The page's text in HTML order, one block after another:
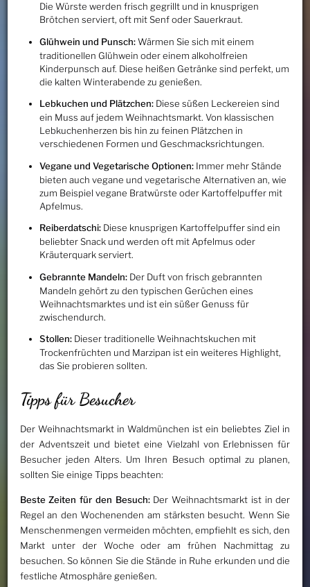
Die Würste werden frisch gegrillt und in knusprigen
Brötchen serviert, oft mit Senf oder Sauerkraut.
Glühwein und Punsch:Wärmen Sie sich mit einem
traditionellen Glühwein oder einem alkoholfreien
Kinderpunsch auf. Diese heißen Getränke sind perfekt, um
die kalten Winterabende zu genießen.
Lebkuchen und Plätzchen:Diese süßen Leckereien sind
ein Muss auf jedem Weihnachtsmarkt. Von klassischen
Lebkuchenherzen bis hin zu feinen Plätzchen in
verschiedenen Formen und Geschmacksrichtungen.
Vegane und Vegetarische Optionen:Immer mehr Stände
bieten auch vegane und vegetarische Alternativen an, wie
zum Beispiel vegane Bratwürste oder Kartoffelpuffer mit
Apfelmus.
Reiberdatschi:Diese knusprigen Kartoffelpuffer sind ein
beliebter Snack und werden oft mit Apfelmus oder
Kräuterquark serviert.
Gebrannte Mandeln:Der Duft von frisch gebrannten
Mandeln gehört zu den typischen Gerüchen eines
Weihnachtsmarktes und ist ein süßer Genuss für
zwischendurch.
Stollen:Dieser traditionelle Weihnachtskuchen mit
Trockenfrüchten und Marzipan ist ein weiteres Highlight,
das Sie probieren sollten.
Tipps für Besucher
Der Weihnachtsmarkt in Waldmünchen ist ein beliebtes Ziel in
der Adventszeit und bietet eine Vielzahl von Erlebnissen für
Besucher jeden Alters. Um Ihren Besuch optimal zu planen,
sollten Sie einige Tipps beachten:
Beste Zeiten für den Besuch:Der Weihnachtsmarkt ist in der
Regel an den Wochenenden am stärksten besucht. Wenn Sie
Menschenmengen vermeiden möchten, empfiehlt es sich, den
Markt unter der Woche oder am frühen Nachmittag zu
besuchen. So können Sie die Stände in Ruhe erkunden und die
festliche Atmosphäre genießen.